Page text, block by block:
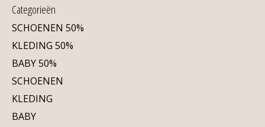
Categorieën
SCHOENEN 50%
KLEDING 50%
BABY 50%
SCHOENEN
KLEDING
BABY